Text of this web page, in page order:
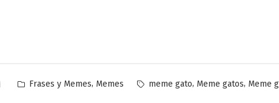
Publicado
Frases y Memes, Memes Etiquetas:
meme gato, Meme gatos, Meme